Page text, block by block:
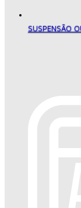
SUSPENSÃO